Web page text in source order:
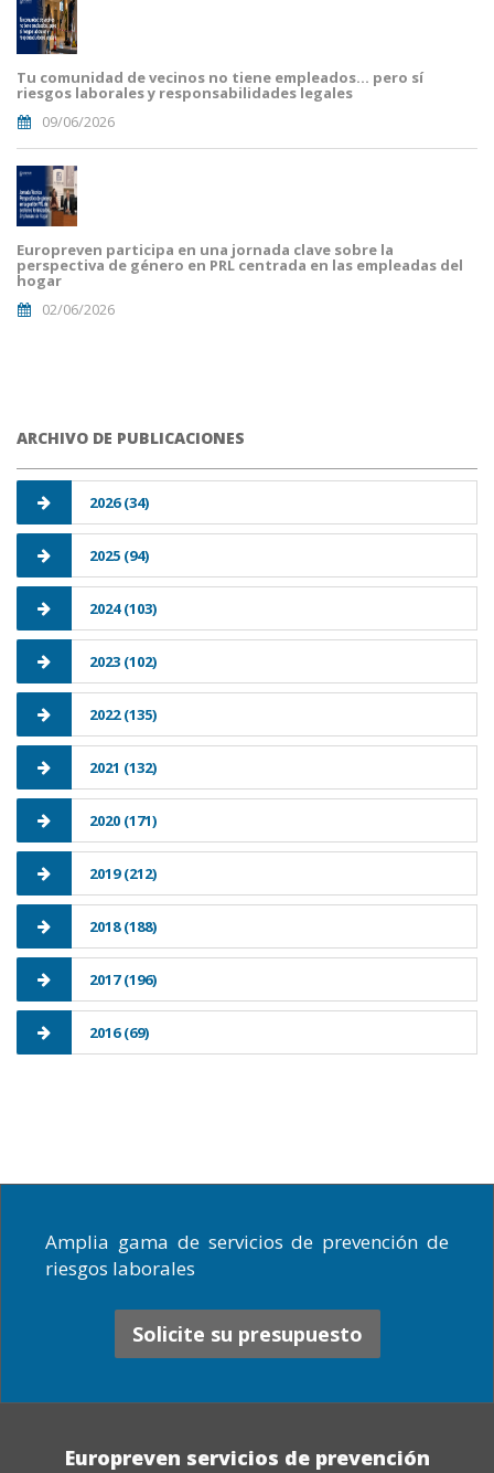
Tu comunidad de vecinos no tiene empleados… pero sí
riesgos laborales y responsabilidades legales
09/06/2026
Europreven participa en una jornada clave sobre la
perspectiva de género en PRL centrada en las empleadas del
hogar
02/06/2026
ARCHIVO DE PUBLICACIONES
2026 (34)
2025 (94)
2024 (103)
2023 (102)
2022 (135)
2021 (132)
2020 (171)
2019 (212)
2018 (188)
2017 (196)
2016 (69)
Amplia gama de servicios de prevención de
riesgos laborales
Solicite su presupuesto
Europreven servicios de prevención